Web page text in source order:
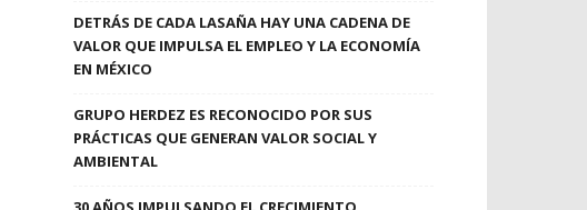
DETRÁS DE CADA LASAÑA HAY UNA CADENA DE
VALOR QUE IMPULSA EL EMPLEO Y LA ECONOMÍA
EN MÉXICO
GRUPO HERDEZ ES RECONOCIDO POR SUS
PRÁCTICAS QUE GENERAN VALOR SOCIAL Y
AMBIENTAL